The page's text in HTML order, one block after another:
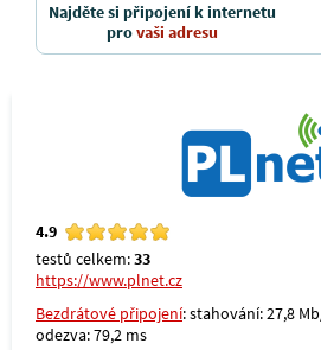
Najděte si připojení k internetu
provaši adresu
4.9
testů celkem:33
https://www.plnet.cz
Bezdrátové připojení: stahování: 27,8
odezva: 79,2 ms